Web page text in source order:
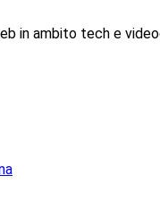
in ambito tech e